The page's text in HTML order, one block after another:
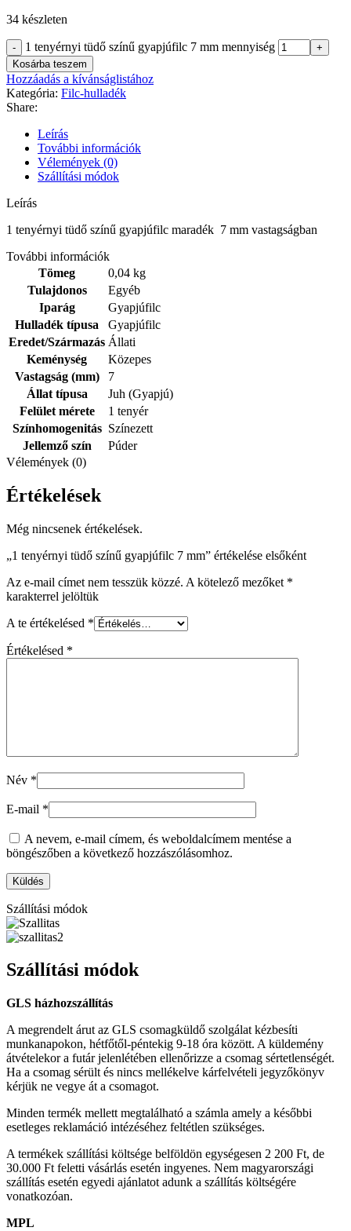
34 készleten
1 tenyérnyi tüdő színű gyapjúfilc 7 mm mennyiség
Kosárba teszem
Hozzáadás a kívánságlistához
Kategória: Filc-hulladék
Share:
Leírás
További információk
Vélemények (0)
Szállítási módok
Leírás
1 tenyérnyi tüdő színű gyapjúfilc maradék 7 mm vastagságban
További információk
Tömeg
0,04 kg
Tulajdonos
Egyéb
Iparág
Gyapjúfilc
Hulladék típusa
Gyapjúfilc
Eredet/Származás Állati
Keménység
Közepes
Vastagság (mm)
7
Állat típusa
Juh (Gyapjú)
Felület mérete
1 tenyér
Színhomogenitás Színezett
Jellemző szín
Púder
Vélemények (0)
Értékelések
Még nincsenek értékelések.
„1 tenyérnyi tüdő színű gyapjúfilc 7 mm” értékelése elsőként
Az e-mail címet nem tesszük közzé. A kötelező mezőket *
karakterrel jelöltük
A te értékelésed *
Értékelésed *
Név *
E-mail *
A nevem, e-mail címem, és weboldalcímem mentése a
böngészőben a következő hozzászólásomhoz.
Szállítási módok
Szállítási módok
GLS házhozszállítás
A megrendelt árut az GLS csomagküldő szolgálat kézbesíti
munkanapokon, hétfőtől-péntekig 9-18 óra között. A küldemény
átvételekor a futár jelenlétében ellenőrizze a csomag sértetlenségét.
Ha a csomag sérült és nincs mellékelve kárfelvételi jegyzőkönyv
kérjük ne vegye át a csomagot.
Minden termék mellett megtalálható a számla amely a későbbi
esetleges reklamáció intézéséhez feltétlen szükséges.
A termékek szállítási költsége belföldön egységesen 2 200 Ft, de
30.000 Ft feletti vásárlás esetén ingyenes. Nem magyarországi
szállítás esetén egyedi ajánlatot adunk a szállítás költségére
vonatkozóan.
MPL